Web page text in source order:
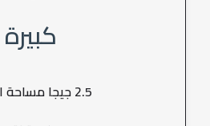
كبيرة
2.5 جيجا مساحة القرص